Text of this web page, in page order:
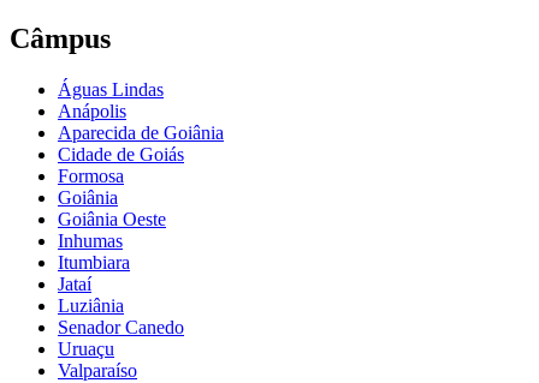
Câmpus
Águas Lindas
Anápolis
Aparecida de Goiânia
Cidade de Goiás
Formosa
Goiânia
Goiânia Oeste
Inhumas
Itumbiara
Jataí
Luziânia
Senador Canedo
Uruaçu
Valparaíso